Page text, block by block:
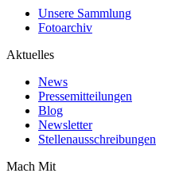
Unsere Sammlung
Fotoarchiv
Aktuelles
News
Pressemitteilungen
Blog
Newsletter
Stellenausschreibungen
Mach Mit